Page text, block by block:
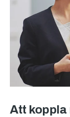
Att koppla